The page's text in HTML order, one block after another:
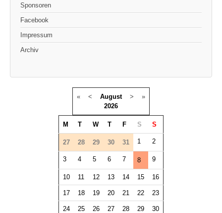
Sponsoren
Facebook
Impressum
Archiv
« <
August
2026
> »
M T W T F S S
27 28 29 30 31 1 2
3 4 5 6 7 8 9
10 11 12 13 14 15 16
17 18 19 20 21 22 23
24 25 26 27 28 29 30